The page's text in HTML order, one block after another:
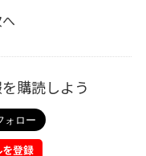
購読しよう